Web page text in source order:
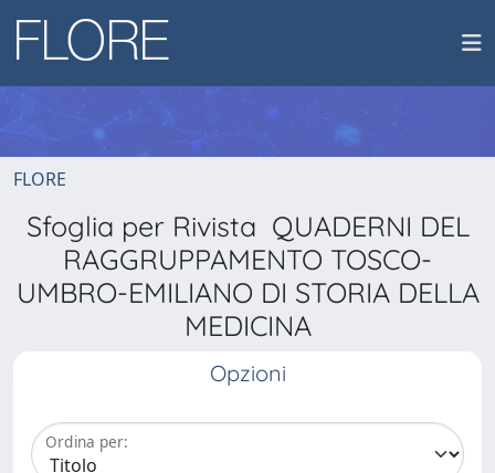
FLORE
Sfoglia per Rivista QUADERNI DEL
RAGGRUPPAMENTO TOSCO-
UMBRO-EMILIANO DI STORIA DELLA
MEDICINA
Opzioni
Ordina per: